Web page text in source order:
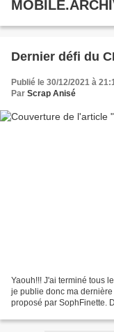
Dernier défi du
Publié le 30/12/2021 à
Par Scrap Anisé
Yaouh!!! J'ai terminé tous
je publie donc ma
proposé par SophFinette.